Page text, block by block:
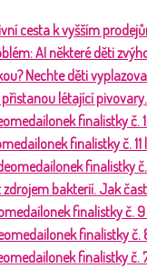
cesta k vyšším
AI některé děti
Nechte děti
létající
finalistky č.
finalistky č. 11
finalistky
bakterií. Jak
finalistky č. 9
finalistky č.
finalistky č.